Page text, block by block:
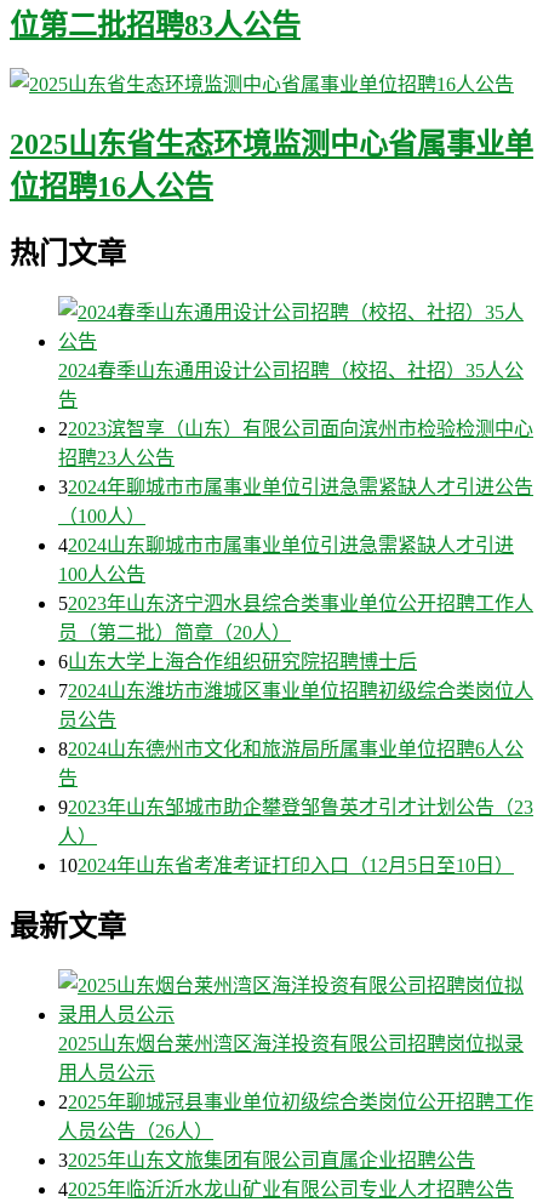
位第二批招聘83人公告
2025山东省生态环境监测中心省属事业单
位招聘16人公告
热门文章
2024春季山东通用设计公司招聘（校招、社招）35人公
告
22023滨智享（山东）有限公司面向滨州市检验检测中心
招聘23人公告
32024年聊城市市属事业单位引进急需紧缺人才引进公告
（100人）
42024山东聊城市市属事业单位引进急需紧缺人才引进
100人公告
52023年山东济宁泗水县综合类事业单位公开招聘工作人
员（第二批）简章（20人）
6山东大学上海合作组织研究院招聘博士后
72024山东潍坊市潍城区事业单位招聘初级综合类岗位人
员公告
82024山东德州市文化和旅游局所属事业单位招聘6人公
告
92023年山东邹城市助企攀登邹鲁英才引才计划公告（23
人）
102024年山东省考准考证打印入口（12月5日至10日）
最新文章
2025山东烟台莱州湾区海洋投资有限公司招聘岗位拟录
用人员公示
22025年聊城冠县事业单位初级综合类岗位公开招聘工作
人员公告（26人）
32025年山东文旅集团有限公司直属企业招聘公告
42025年临沂沂水龙山矿业有限公司专业人才招聘公告